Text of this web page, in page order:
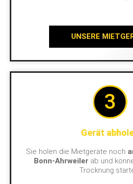
UNSERE
3
Gerät
Sie holen die Mietgeräte noch
Bonn-Ahrweilerab und
Trocknung